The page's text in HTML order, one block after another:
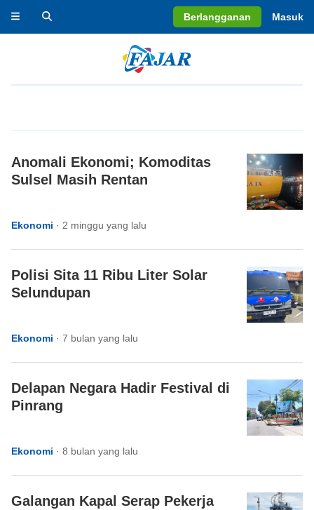
Berlangganan Masuk
Anomali Ekonomi; Komoditas
Sulsel Masih Rentan
Ekonomi · 2 minggu yang lalu
Polisi Sita 11 Ribu Liter Solar
Selundupan
Ekonomi · 7 bulan yang lalu
Delapan Negara Hadir Festival di
Pinrang
Ekonomi · 8 bulan yang lalu
Galangan Kapal Serap Pekerja